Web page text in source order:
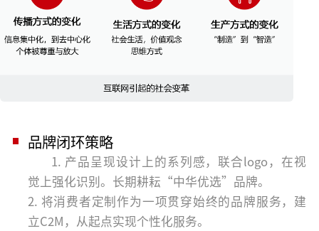
品牌闭环策略
1. 产品呈现设计上的系列感，联合logo，在视
觉上强化识别。长期耕耘“中华优选”品牌。
2. 将消费者定制作为一项贯穿始终的品牌服务，建
立C2M，从起点实现个性化服务。